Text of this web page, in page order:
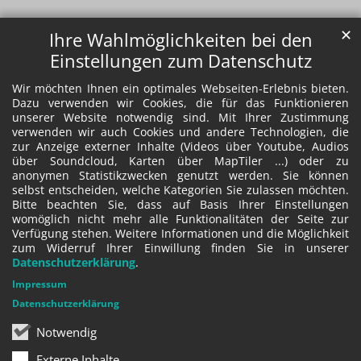
Ihre Wahlmöglichkeiten bei den
Einstellungen zum Datenschutz
Wir möchten Ihnen ein optimales Webseiten-Erlebnis bieten.
Dazu verwenden wir Cookies, die für das Funktionieren
unserer Website notwendig sind. Mit Ihrer Zustimmung
verwenden wir auch Cookies und andere Technologien, die
zur Anzeige externer Inhalte (Videos über Youtube, Audios
über Soundcloud, Karten über MapTiler ...) oder zu
anonymen Statistikzwecken genutzt werden. Sie können
selbst entscheiden, welche Kategorien Sie zulassen möchten.
Bitte beachten Sie, dass auf Basis Ihrer Einstellungen
womöglich nicht mehr alle Funktionalitäten der Seite zur
Verfügung stehen. Weitere Informationen und die Möglichkeit
zum Widerruf Ihrer Einwillung finden Sie in unserer
Datenschutzerklärung.
Notwendig
✕
Impressum
Datenschutzerklärung